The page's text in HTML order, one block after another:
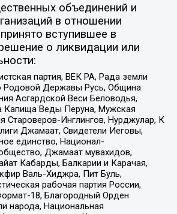
объединений и
в отношении
вступившее в
о ликвидации или
партия, ВЕК РА, Рада земли
Родовой Державы Русь, Община
Асгардской Веси Беловодья,
Капища Веды Перуна, Мужская
Староверов-Инглингов, Нурджулар, К
Джамаат, Свидетели Иеговы,
единство, Национал-
Джамаат мувахидов,
Кабарды, Балкарии и Карачая,
Валь-Хиджра, Пит Буль,
рабочая партия России,
18, Благородный Орден
народа, Национальная